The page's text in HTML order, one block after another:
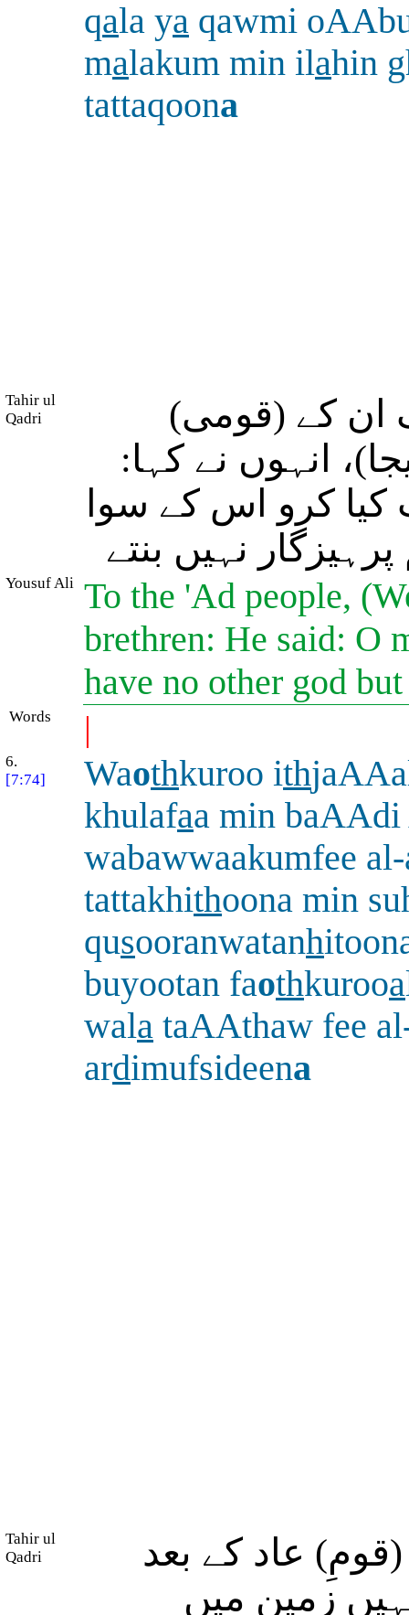
qala ya qawmi
malakum min ilahin
tattaqoona
Tahir ul
Qadri
ان کے (قومی)
انہوں نے کہا:
کرو اس کے سوا
نہیں بنتے
Yousuf Ali To the 'Ad people,
brethren: He said: O
have no other god
Words |
6.
[7:74]
Waothkuroo ith
khulafaa min
wabawwaakumfee
tattakhithoona min
qusooranwatanh
buyootan faothkurooa
wala taAAthaw fee
ardimufsideena
Tahir ul
Qadri
عاد کے بعد
زمین میں